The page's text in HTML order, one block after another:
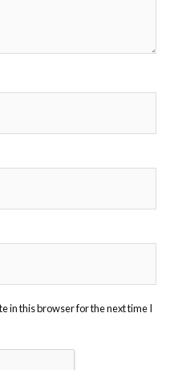
in this browser for the next time I